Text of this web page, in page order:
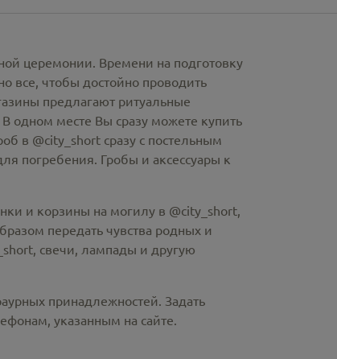
церемонии. Времени на подготовку
все, чтобы достойно проводить
предлагают ритуальные
одном месте Вы сразу можете купить
в @city_short сразу с постельным
погребения. Гробы и аксессуары к
и корзины на могилу в @city_short,
передать чувства родных и
, свечи, лампады и другую
принадлежностей. Задать
указанным на сайте.